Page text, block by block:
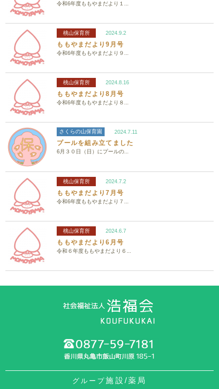
令和6年度ももやまだより１...
桃山保育所 2024.9.2
ももやまだより9月号
令和6年度ももやまだより９...
桃山保育所 2024.8.16
ももやまだより8月号
令和6年度ももやまだより８...
さくらの山保育園 2024.7.11
プールを組み立てました
6月３０日（日）にプールの...
桃山保育所 2024.7.2
ももやまだより7月号
令和6年度ももやまだより７...
桃山保育所 2024.6.7
ももやまだより6月号
令和６年度ももやまだより６...
グループ施設/薬局